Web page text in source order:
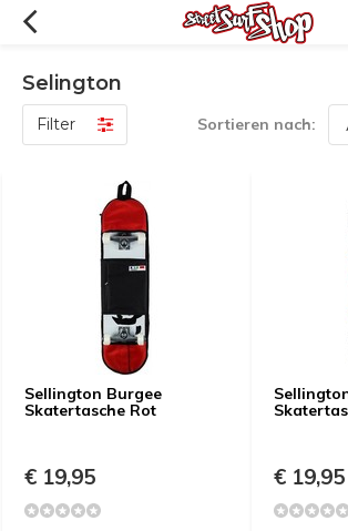
Selington
Filter Sortieren nach:
Sellington Burgee
Skatertasche Rot
€ 19,95 € 19,95